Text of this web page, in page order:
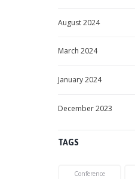
August2024
March 2024
January2024
December2023
TAGS
Conference